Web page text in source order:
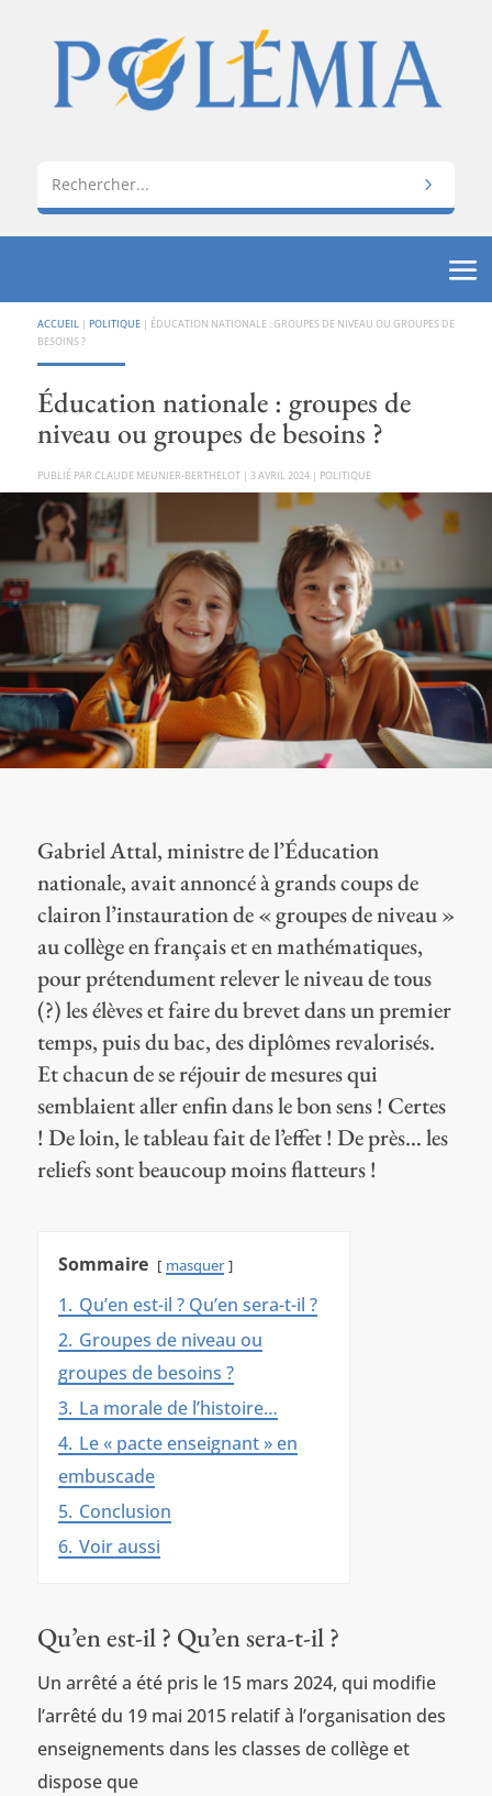
ACCUEIL | POLITIQUE| ÉDUCATION NATIONALE : GROUPES DE NIVEAU OU GROUPES DE
BESOINS ?
Éducation nationale : groupes de
niveau ou groupes de besoins ?
PAR CLAUDE MEUNIER-BERTHELOT| 3 AVRIL 2024| POLITIQUE
Gabriel Attal, ministre de l’Éducation
nationale, avait annoncé à grands coups de
clairon l’instauration de « groupes de niveau »
au collège en français et en mathématiques,
pour prétendument relever le niveau de tous
(?) les élèves et faire du brevet dans un premier
temps, puis du bac, des diplômes revalorisés.
Et chacun de se réjouir de mesures qui
semblaient aller enfin dans le bon sens ! Certes
! De loin, le tableau fait de l’effet ! De près… les
reliefs sont beaucoup moins flatteurs !
Sommaire masquer
1. Qu’en est-il ? Qu’en sera-t-il ?
2. Groupes de niveau ou
groupes de besoins ?
3. La morale de l’histoire…
4. Le « pacte enseignant » en
embuscade
5. Conclusion
6. Voir aussi
Qu’en est-il ? Qu’en sera-t-il ?
Un arrêté a été pris le 15 mars 2024, qui modifie
l’arrêté du 19 mai 2015 relatif à l’organisation des
enseignements dans les classes de collège et
dispose que